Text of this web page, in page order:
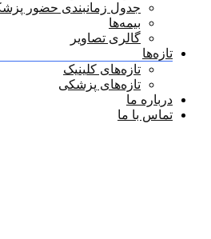
جدول زمانبندی حضور
بیمه‌ها
گالری تصاویر
تازه‌ها
تازه‌های کلینیک
تازه‌های پزشکی
درباره ما
تماس با ما